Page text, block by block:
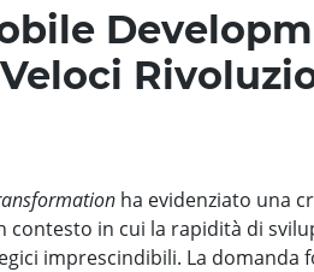
ha evidenziato una
contesto in cui la rapidità di
imprescindibili. La domanda